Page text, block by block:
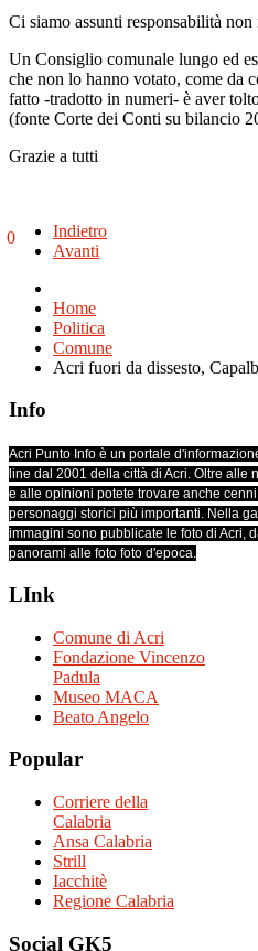
Ci siamo assunti responsabilità
Un Consiglio comunale lungo ed
che non lo hanno votato, come da
fatto -tradotto in numeri- è aver
(fonte Corte dei Conti su bilancio
Grazie a tutti
0
Indietro
Avanti
Home
Politica
Comune
Acri fuori da dissesto,
Info
Acri Punto Info è un portale
line dal 2001 della città di Acri. Oltre alle
e alle opinioni potete trovare anche
personaggi storici più importanti. Nella
immagini sono pubblicate le foto di Acri,
panorami alle foto foto d'epoca.
LInk
Comune di Acri
Fondazione Vincenzo
Padula
Museo MACA
Beato Angelo
Popular
Corriere della
Calabria
Ansa Calabria
Strill
Iacchitè
Regione Calabria
Social GK5